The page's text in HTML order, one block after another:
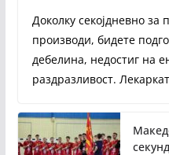
Доколку секојдневно за
производи, бидете
дебелина, недостиг на
раздразливост.